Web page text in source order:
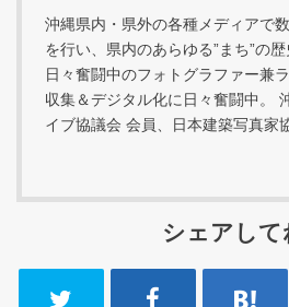
沖縄県内・県外の各種メディアで
を行い、県内のあらゆる”まち”の歴
日々奮闘中のフォトグラファー兼
収集＆デジタル化に日々奮闘中。
イブ協議会 会員、日本建築写真家
シェアして